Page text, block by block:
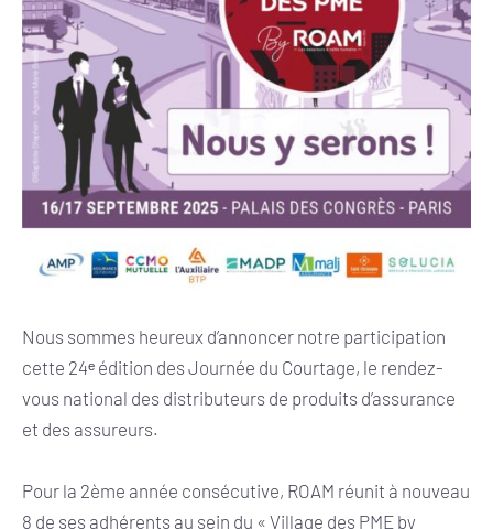
Nous sommes heureux d’annoncer notre participation
cette 24ᵉ édition des Journée du Courtage, le rendez-
vous national des distributeurs de produits d’assurance
et des assureurs.
Pour la 2ème année consécutive, ROAM réunit à nouveau
8 de ses adhérents au sein du « Village des PME by